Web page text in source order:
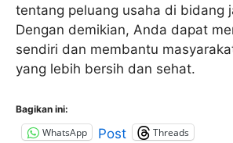
tentang peluang usaha di bidang
Dengan demikian, Anda dapat
sendiri dan membantu
yang lebih bersih dan sehat.
Bagikan ini:
WhatsApp Post Threads